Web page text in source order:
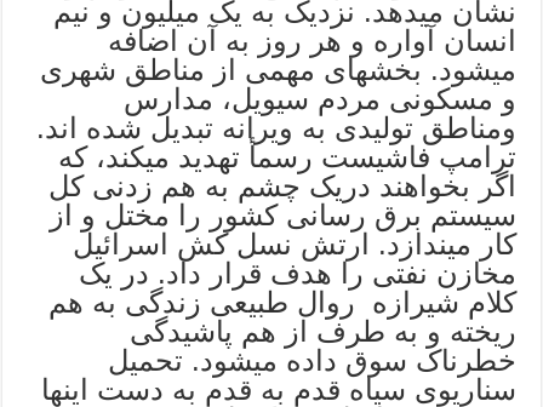
نشان میدهد. نزدیک به یک میلیون و نیم
انسان آواره و هر روز به آن اضافه
میشود. بخشهای مهمی از مناطق شهری
و مسکونی مردم سیویل، مدارس
ومناطق تولیدی به ویرانه تبدیل شده اند.
ترامپ فاشیست رسمأ تهدید میکند، که
اگر بخواهند دریک چشم به هم زدنی کل
سیستم برق رسانی کشور را مختل و از
کار میندازد. ارتش نسل کش اسرائیل
مخازن نفتی را هدف قرار داد. در یک
کلام شیرازه روال طبیعی زندگی به هم
ریخته و به طرف از هم پاشیدگی
خطرناک سوق داده میشود. تحمیل
سناریوی سیاه قدم به قدم به دست اینها